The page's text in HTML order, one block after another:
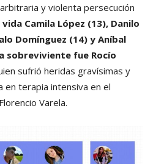
y violenta persecución
Camila López (13), Danilo
Domínguez (14) y Aníbal
sobreviviente fue Rocío
sufrió heridas gravísimas y
en terapia intensiva en el
Varela.